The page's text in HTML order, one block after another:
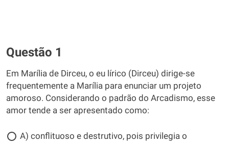
Questão 1
Em Marília de Dirceu, o eu lírico (Dirceu) dirige-se
frequentemente a Marília para enunciar um projeto
amoroso. Considerando o padrão do Arcadismo, esse
amor tende a ser apresentado como:
A) conflituoso e destrutivo, pois privilegia o